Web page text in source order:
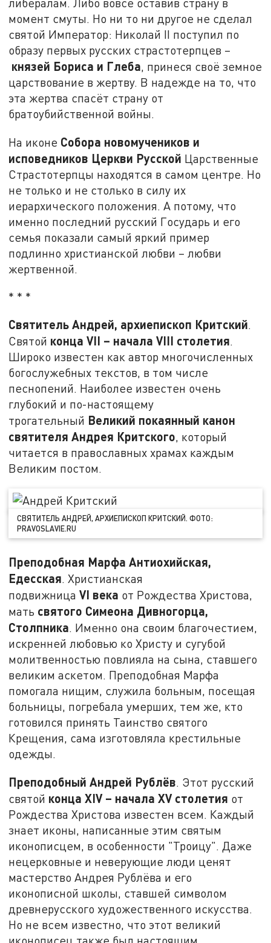
либералам. Либо вовсе оставив страну в
момент смуты. Но ни то ни другое не сделал
святой Император: Николай II поступил по
образу первых русских страстотерпцев –
князей Бориса и Глеба, принеся своё земное
царствование в жертву. В надежде на то, что
эта жертва спасёт страну от
братоубийственной войны.
На иконе Собора новомучеников и
исповедников Церкви Русской Царственные
Страстотерпцы находятся в самом центре. Но
не только и не столько в силу их
иерархического положения. А потому, что
именно последний русский Государь и его
семья показали самый яркий пример
подлинно христианской любви – любви
жертвенной.
* * *
Святитель Андрей, архиепископ Критский.
Святой концаVII – началаVIII столетия.
Широко известен как автор многочисленных
богослужебных текстов, в том числе
песнопений. Наиболее известен очень
глубокий и по-настоящему
трогательный Великий покаянный канон
святителя Андрея Критского, который
читается в православных храмах каждым
Великим постом.
СВЯТИТЕЛЬ АНДРЕЙ, АРХИЕПИСКОП КРИТСКИЙ. ФОТО:
PRAVOSLAVIE.RU
Преподобная Марфа Антиохийская,
Едесская. Христианская
подвижницаVI века от Рождества Христова,
мать святого Симеона Дивногорца,
Столпника. Именно она своим благочестием,
искренней любовью ко Христу и сугубой
молитвенностью повлияла на сына, ставшего
великим аскетом. Преподобная Марфа
помогала нищим, служила больным, посещая
больницы, погребала умерших, тем же, кто
готовился принять Таинство святого
Крещения, сама изготовляла крестильные
одежды.
Преподобный Андрей Рублёв. Этот русский
святой концаXIV– началаXVстолетия от
Рождества Христова известен всем. Каждый
знает иконы, написанные этим святым
иконописцем, в особенности "Троицу". Даже
нецерковные и неверующие люди ценят
мастерство Андрея Рублёва и его
иконописной школы, ставшей символом
древнерусского художественного искусства.
Но не всем известно, что этот великий